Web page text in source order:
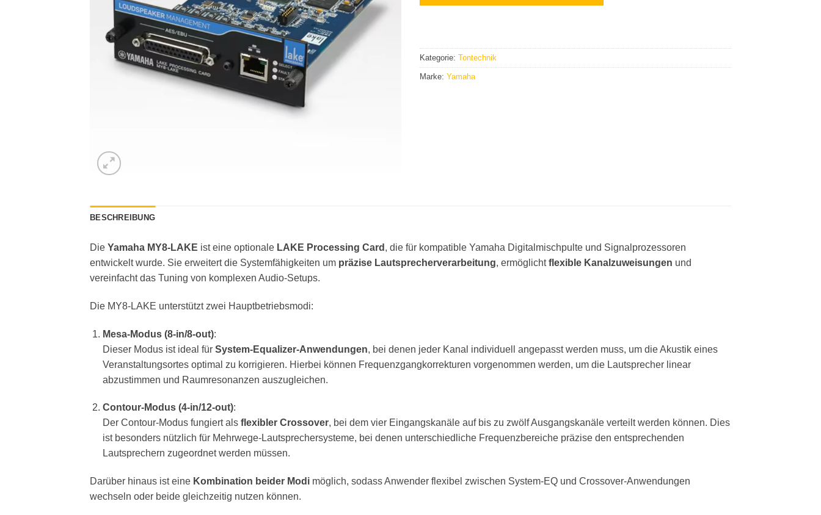
Kategorie: Tontechnik
Marke: Yamaha
BESCHREIBUNG
Die Yamaha MY8-LAKE ist eine optionale LAKE Processing Card , die für kompatible Yamaha Digitalmischpulte und Signalprozessoren
entwickelt wurde. Sie erweitert die Systemfähigkeiten um präzise Lautsprecherverarbeitung, ermöglichtflexible Kanalzuweisungen und
vereinfacht das Tuning von komplexen Audio-Setups.
Die MY8-LAKE unterstützt zwei Hauptbetriebsmodi:
Mesa-Modus (8-in/8-out):
Dieser Modus ist ideal für System-Equalizer-Anwendungen, bei denen jeder Kanal individuell angepasst werden muss, um die Akustik eines
Veranstaltungsortes optimal zu korrigieren. Hierbei können Frequenzgangkorrekturen vorgenommen werden, um die Lautsprecher linear
abzustimmen und Raumresonanzen auszugleichen.
Contour-Modus (4-in/12-out):
Der Contour-Modus fungiert als flexibler Crossover, bei dem vier Eingangskanäle auf bis zu zwölf Ausgangskanäle verteilt werden können. Dies
ist besonders nützlich für Mehrwege-Lautsprechersysteme, bei denen unterschiedliche Frequenzbereiche präzise den entsprechenden
Lautsprechern zugeordnet werden müssen.
Darüber hinaus ist eine Kombination beider Modi möglich, sodass Anwender flexibel zwischen System-EQ und Crossover-Anwendungen
wechseln oder beide gleichzeitig nutzen können.